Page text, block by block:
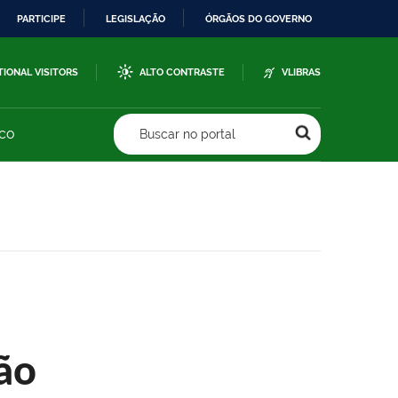
PARTICIPE LEGISLAÇÃO ÓRGÃOS DO GOVERNO
VISITORS ALTO CONTRASTE VLIBRAS
Buscar no portal